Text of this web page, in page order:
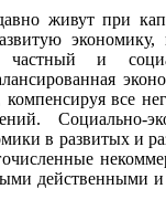
живут при
частный и
все
Социально-
в развитых и
действенными